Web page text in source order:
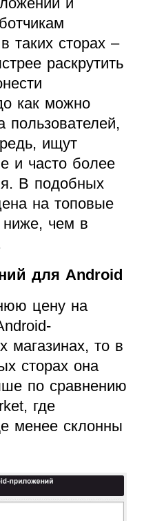
таких сторах –
раскрутить
как можно
пользователей,
ищут
и часто более
В подобных
на топовые
ниже, чем в
для Android
цену на
магазинах, то в
сторах она
по сравнению
где
менее склонны